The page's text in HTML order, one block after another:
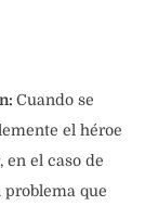
Cuando se
el héroe
en el caso de
que